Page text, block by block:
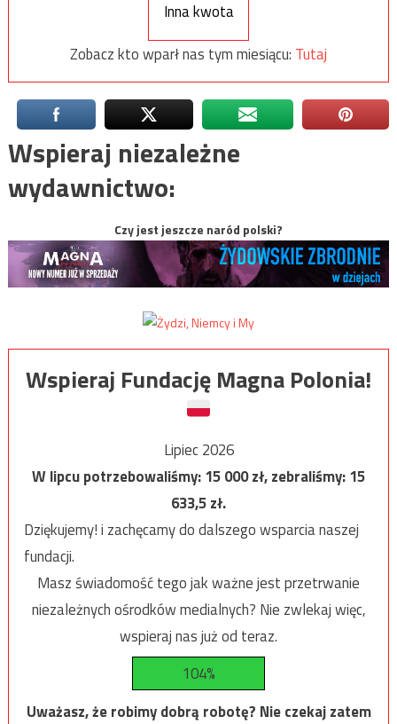
Inna kwota
Zobacz kto wparł nas tym miesiącu: Tutaj
Wspieraj niezależne
wydawnictwo:
Czy jest jeszcze naród polski?
Wspieraj Fundację Magna Polonia!
Lipiec 2026
W lipcu potrzebowaliśmy:15 000zł, zebraliśmy:15
633,5zł.
Dziękujemy! i zachęcamy do dalszego wsparcia naszej
fundacji.
Masz świadomość tego jak ważne jest przetrwanie
niezależnych ośrodków medialnych? Nie zwlekaj więc,
wspieraj nas już od teraz.
104%
Uważasz, że robimy dobrą robotę? Nie czekaj zatem